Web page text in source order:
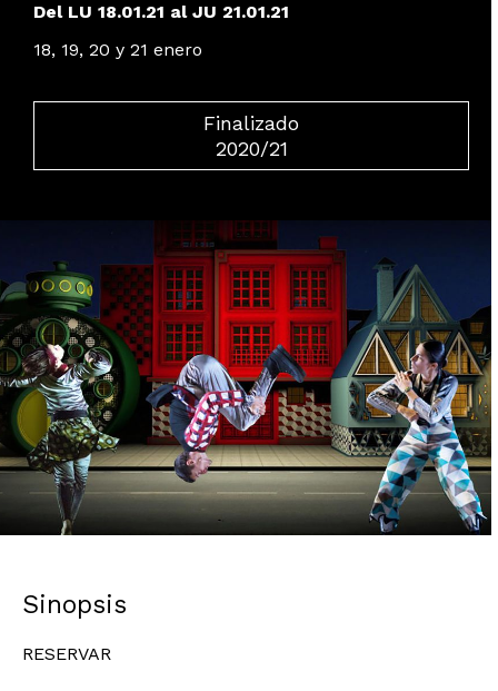
Del LU 18.01.21 al JU 21.01.21
18, 19, 20 y 21 enero
Finalizado
2020/21
Sinopsis
RESERVAR